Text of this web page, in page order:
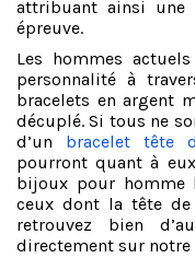
attribuant ainsi une
épreuve.
Les hommes
personnalité à
bracelets en argent
décuplé. Si tous ne
d’un bracelet tête
pourront quant à
bijoux pour homme
ceux dont la tête
retrouvez bien
directement sur